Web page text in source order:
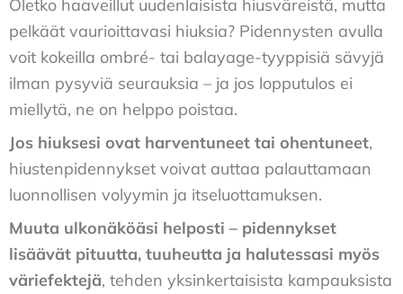
Oletko haaveillut uudenlaisista hiusväreistä, mutta
pelkäät vaurioittavasi hiuksia? Pidennysten avulla
voit kokeilla ombré- tai balayage-tyyppisiä sävyjä
ilman pysyviä seurauksia – ja jos lopputulos ei
miellytä, ne on helppo poistaa.
Jos hiuksesi ovat harventuneet tai ohentuneet,
hiustenpidennykset voivat auttaa palauttamaan
luonnollisen volyymin ja itseluottamuksen.
Muuta ulkonäköäsi helposti – pidennykset
lisäävät pituutta, tuuheutta ja halutessasi myös
väriefektejä, tehden yksinkertaisista kampauksista